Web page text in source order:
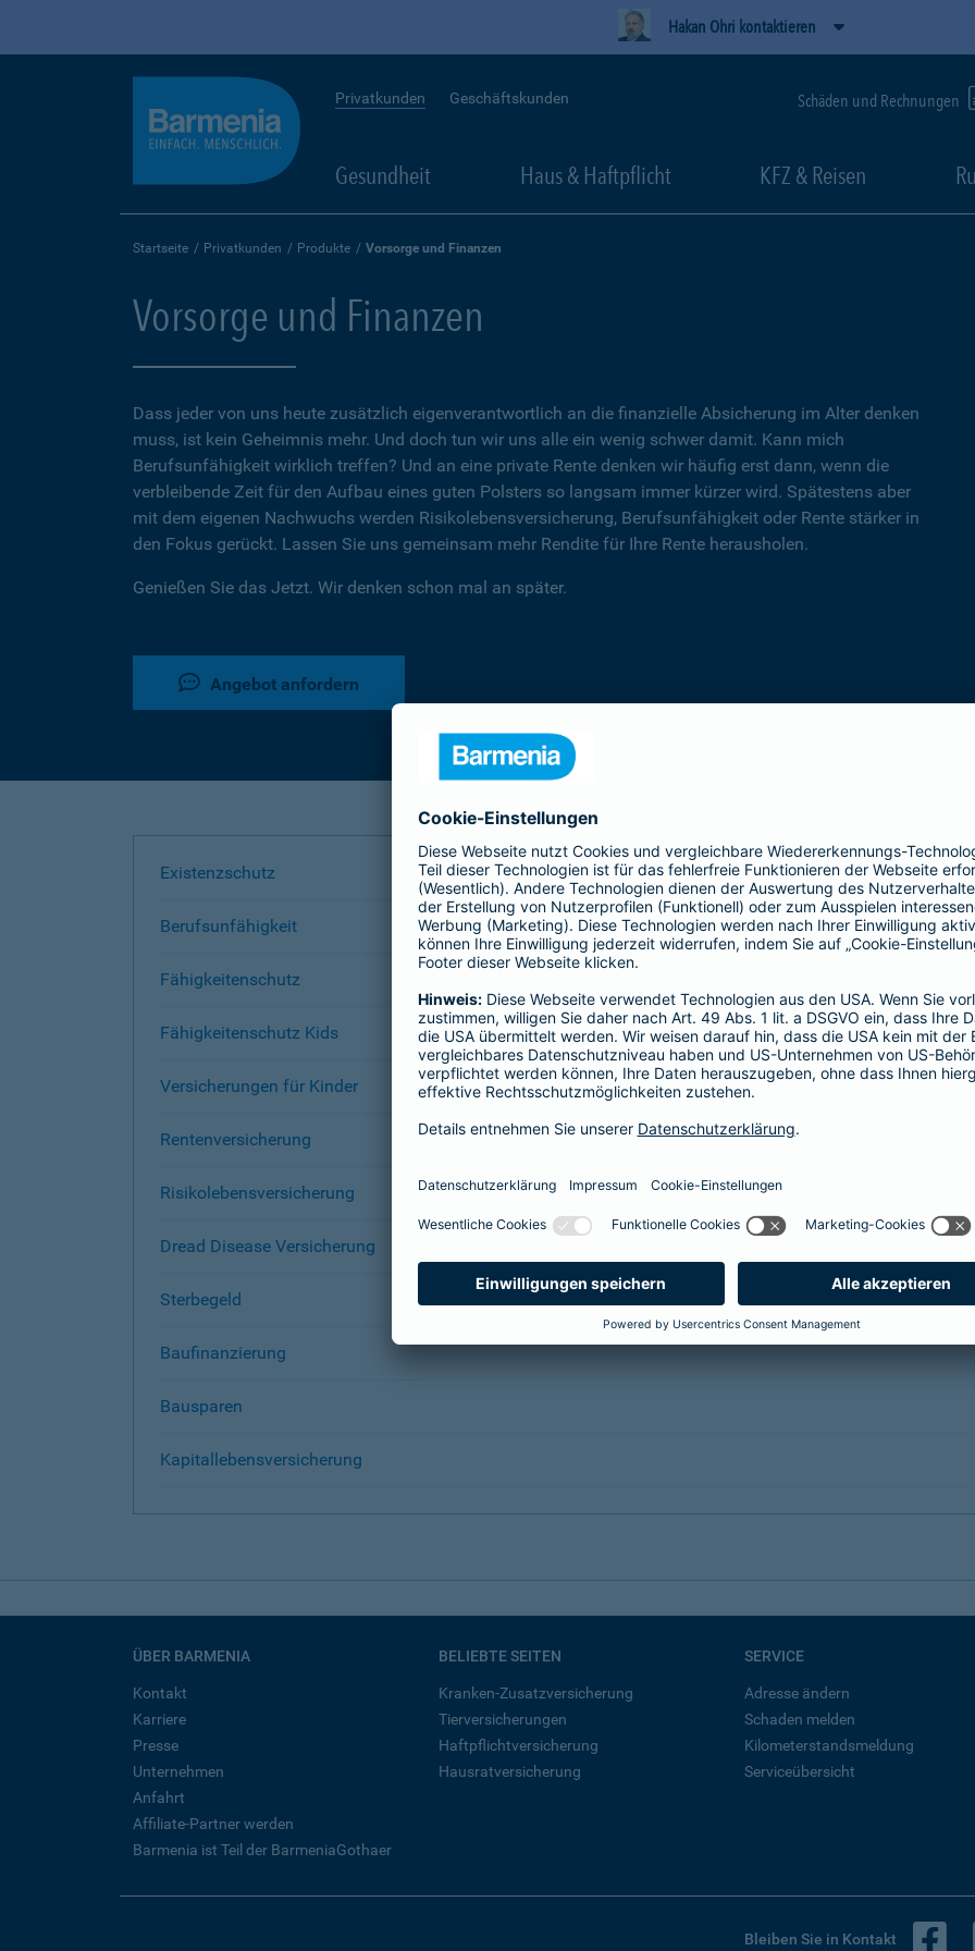
Hakan Ohri kontaktieren
Privatkunden Geschäftskunden Schäden und Rechnungen
Gesundheit Haus & Haftpflicht KFZ & Reisen
Startseite Privatkunden Produkte Vorsorge und Finanzen
Vorsorge und Finanzen
Dass jeder von uns heute zusätzlich eigenverantwortlich an die finanzielle Absicherung im Alter denken
muss, ist kein Geheimnis mehr. Und doch tun wir uns alle ein wenig schwer damit. Kann mich
Berufsunfähigkeit wirklich treffen? Und an eine private Rente denken wir häufig erst dann, wenn die
verbleibende Zeit für den Aufbau eines guten Polsters so langsam immer kürzer wird. Spätestens aber
mit dem eigenen Nachwuchs werden Risikolebensversicherung, Berufsunfähigkeit oder Rente stärker in
den Fokus gerückt. Lassen Sie uns gemeinsam mehr Rendite für Ihre Rente herausholen.
Genießen Sie das Jetzt. Wir denken schon mal an später.
Angebot anfordern
Existenzschutz
Berufsunfähigkeit
Fähigkeitenschutz
Fähigkeitenschutz Kids
Versicherungen für Kinder
Rentenversicherung
Risikolebensversicherung
Dread Disease Versicherung
Sterbegeld
Baufinanzierung
Bausparen
Kapitallebensversicherung
ÜBER BARMENIA
Kontakt
Karriere
Presse
Unternehmen
Anfahrt
Affiliate-Partner werden
Barmenia ist Teil der BarmeniaGothaer
BELIEBTE SEITEN
Kranken-Zusatzversicherung
Tierversicherungen
Haftpflichtversicherung
Hausratversicherung
SERVICE
Adresse ändern
Schaden melden
Kilometerstandsmeldung
Serviceübersicht
Bleiben Sie in Kontakt